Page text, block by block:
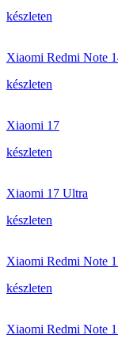
készleten
Xiaomi Redmi Note
készleten
Xiaomi 17
készleten
Xiaomi 17 Ultra
készleten
Xiaomi Redmi Note
készleten
Xiaomi Redmi Note